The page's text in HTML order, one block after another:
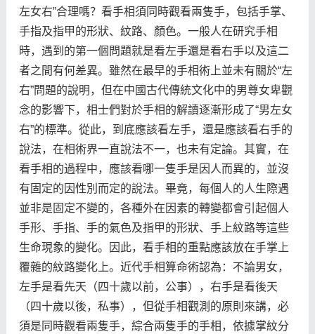
左女右”合理嗎？看手相須同時觀看兩隻手，包括手掌、
手指及指甲的形狀、紋路、顏色。一般人在研究手相
時，遇到的第一個問題就是看左手還是看右手以及這二
者之間有何差異。雖然在最早的手相術上並未有關於“左
右”問題的說明，但在中國古代傳統文化中的男尊女卑觀
念的影響下，相士們對於手相的解讀逐漸形成了“男左女
右”的標準。從此，到底應該看左手，還是應該看右手的
說法，在相術界一直說法不一，也未有定論。其實，在
看手相的過程中，應該看哪一隻手是因人而異的，並沒
有固定的因性別而定的說法。畢竟，每個人的人生際遇
並非是固定不變的，各種外在因素的轉變都會引起個人
手形、手指、手的氣色及指甲的形狀、手上紋路等這些
生命現象的變化。因此，看手相的重點應該放在手掌上
覆雜的紋路變化上。近代手相算命術認為：不論男女，
左手是看先天（四十歲以前，公事），右手是看後天
（四十歲以後，私事），但從手相觀測的原則來講，必
須是同時觀看兩隻手，綜合兩隻手的手相，依據掌紋分